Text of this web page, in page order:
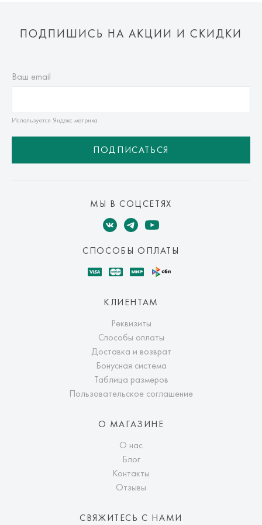
ПОДПИШИСЬ НА АКЦИИ И СКИДКИ
Ваш email
Используется Яндекс метрика
ПОДПИСАТЬСЯ
МЫ В СОЦСЕТЯХ
СПОСОБЫ ОПЛАТЫ
КЛИЕНТАМ
Реквизиты
Способы оплаты
Доставка и возврат
Бонусная система
Таблица размеров
Пользовательское соглашение
О МАГАЗИНЕ
О нас
Блог
Контакты
Отзывы
СВЯЖИТЕСЬ С НАМИ